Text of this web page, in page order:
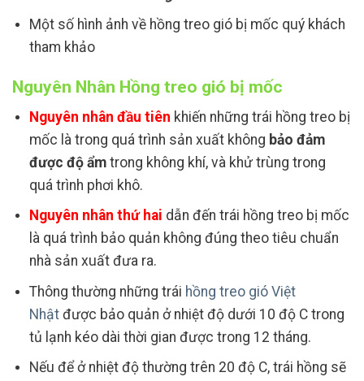
Một số hình ảnh về hồng treo gió bị mốc quý khách
tham khảo
Nguyên Nhân Hồng treo gió bị mốc
Nguyên nhân đầu tiên khiến những trái hồng treo bị
mốc là trong quá trình sản xuất không bảo đảm
được độ ẩmtrong không khí, và khử trùng trong
quá trình phơi khô.
Nguyên nhân thứ hai dẫn đến trái hồng treo bị mốc
là quá trình bảo quản không đúng theo tiêu chuẩn
nhà sản xuất đưa ra.
Thông thường những trái hồng treo gió Việt
Nhậtđược bảo quản ở nhiệt độ dưới 10 độ C trong
tủ lạnh kéo dài thời gian được trong 12 tháng.
Nếu để ở nhiệt độ thường trên 20 độ C, trái hồng sẽ